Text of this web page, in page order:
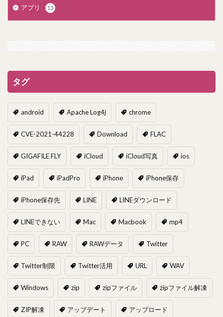
アプリ 13
タグ
android Apache Log4j chrome
CVE-2021-44228 Download FLAC
GIGAFILE FLY iCloud iCloud写真 ios
iPad iPadPro iPhone iPhone保存
iPhone保存先 LINE LINEダウンロード
LINEできない Mac Macbook mp4
PC RAW RAWデータ Twitter
Twitter制限 Twitter活用 URL WAV
Windows zip zipファイル zipファイル解凍
ZIP解凍 アップデート アップロード